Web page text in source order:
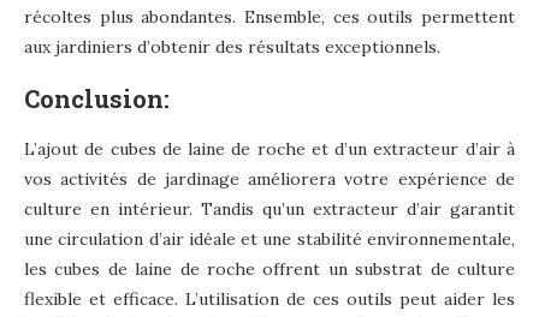
récoltes plus abondantes. Ensemble, ces outils permettent
aux jardiniers d’obtenir des résultats exceptionnels.
Conclusion:
L’ajout de cubes de laine de roche et d’un extracteur d’air à
vos activités de jardinage améliorera votre expérience de
culture en intérieur. Tandis qu’un extracteur d’air garantit
une circulation d’air idéale et une stabilité environnementale,
les cubes de laine de roche offrent un substrat de culture
flexible et efficace. L’utilisation de ces outils peut aider les